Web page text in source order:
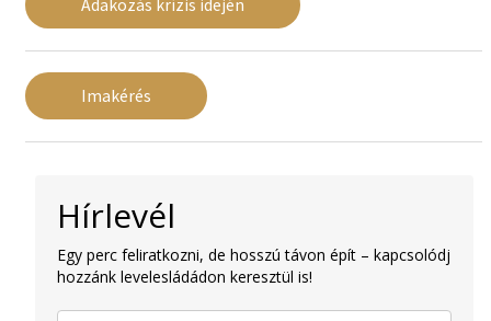
Adakozás krízis idején
Imakérés
Hírlevél
Egy perc feliratkozni, de hosszú távon épít – kapcsolódj
hozzánk levelesládádon keresztül is!